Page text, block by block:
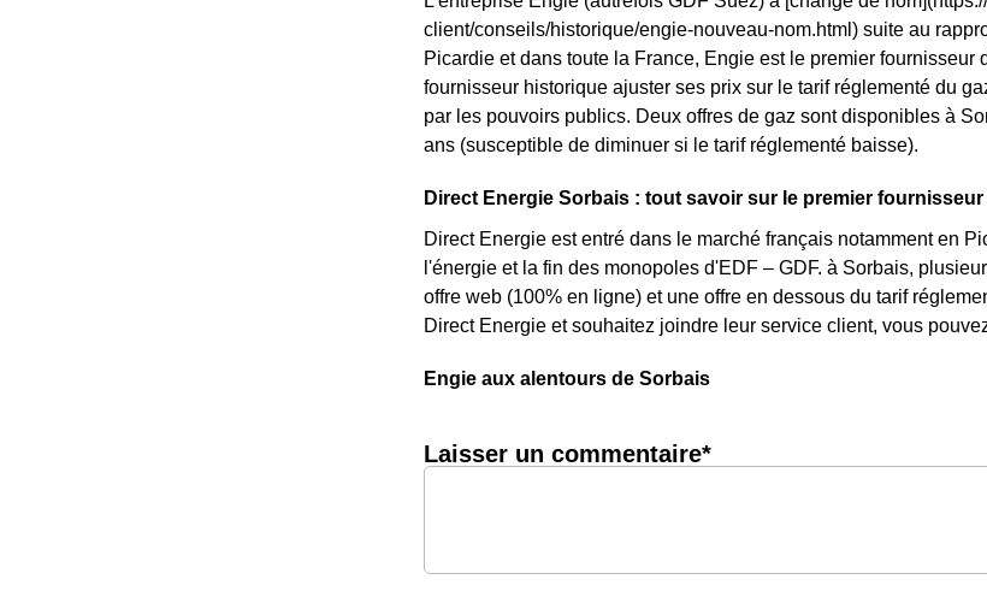
client/conseils/historique/engie-nouveau-nom.html) suite au
Picardie et dans toute la France, Engie est le premier
fournisseur historique ajuster ses prix sur le tarif réglementé du
par les pouvoirs publics. Deux offres de gaz sont disponibles à
ans (susceptible de diminuer si le tarif réglementé baisse).
Direct Energie Sorbais : tout savoir sur le premier
Direct Energie est entré dans le marché français notamment en
l'énergie et la fin des monopoles d'EDF – GDF. à Sorbais,
offre web (100% en ligne) et une offre en dessous du tarif
Direct Energie et souhaitez joindre leur service client, vous
Engie aux alentours de Sorbais
Laisser un commentaire*